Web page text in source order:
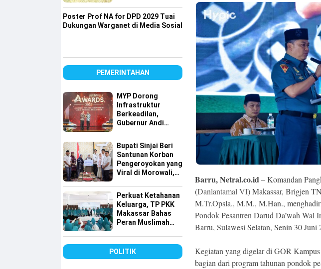
Poster Prof NA for DPD 2029 Tuai
Dukungan Warganet di Media Sosial
PEMERINTAHAN
MYP Dorong
Infrastruktur
Berkeadilan,
Gubernur Andi
Bupati Sinjai Beri
Santunan Korban
Pengeroyokan yang
Viral di Morowali,
Perkuat Ketahanan
Keluarga, TP PKK
Makassar Bahas
Peran Muslimah
POLITIK
Barru, Netral.co.id– Komandan
(Danlantamal VI) Makassar, Brigjen
M.Tr.Opsla., M.M., M.Han.,
Pondok Pesantren Darud Da’wah Wal
Barru, Sulawesi Selatan, Senin 30 Juni
Kegiatan yang digelar di GOR
bagian dari program tahunan pondok